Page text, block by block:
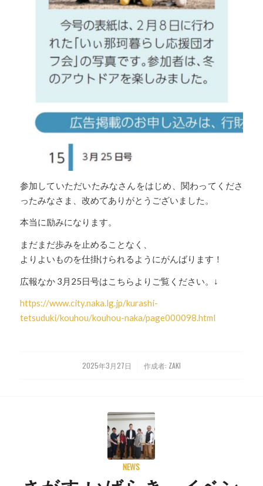
参加していただいたみなさんをはじめ、関わってくださ
ったみなさま、改めてありがとうございました。
本当に励みになります。
まだまだ歩みを止めることなく、
よりよいものを仕掛けられるようにがんばります！
広報なか 3月25日号はこちらよりご覧ください。↓
https://www.city.naka.lg.jp/kurashi-
tetsuduki/kouhou/kouhou-naka/page000098.html
2025年3月27日
/ 作成者: ZAKI
NEWS